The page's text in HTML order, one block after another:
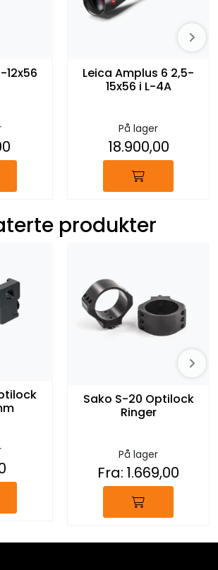
12x56
Leica Amplus 6 2,5-
15x56 i L-4A
På lager
18.900,00
produkter
Sako S-20 Optilock
Ringer
På lager
Fra: 1.669,00